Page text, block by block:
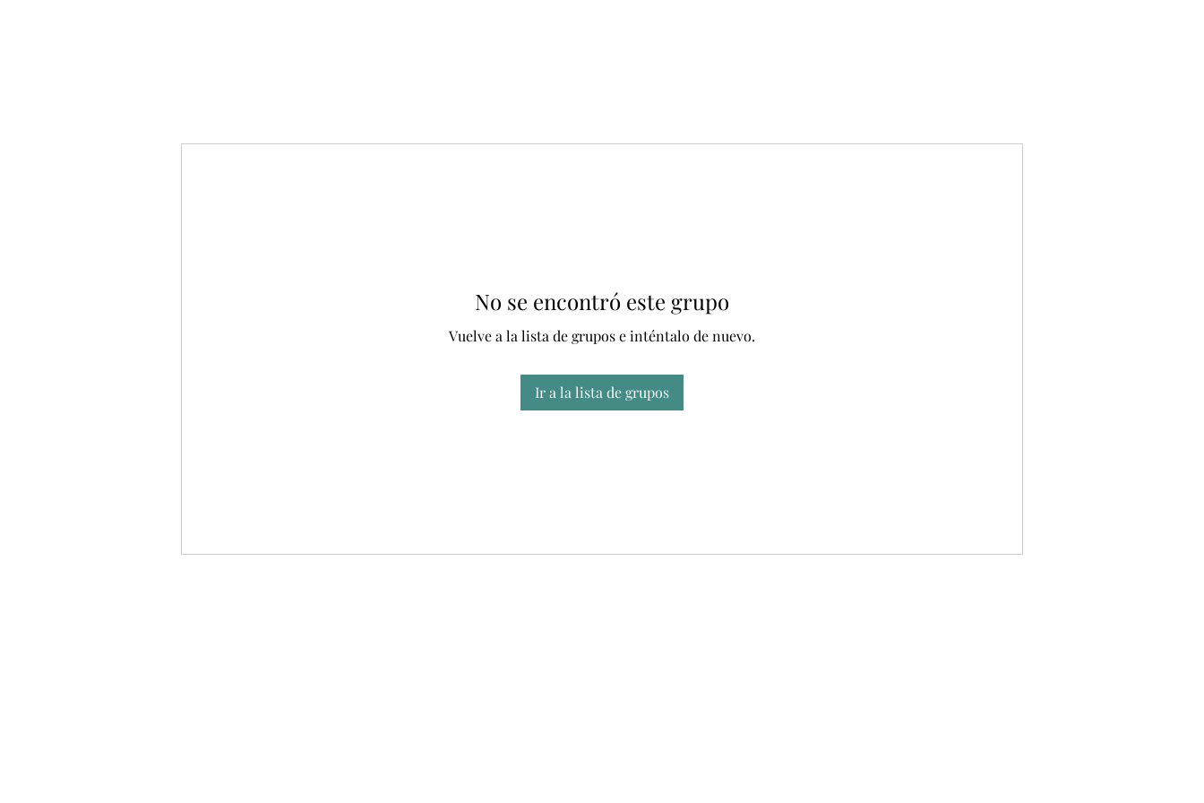
No se encontró este grupo
Vuelve a la lista de grupos e inténtalo de nuevo.
Ir a la lista de grupos